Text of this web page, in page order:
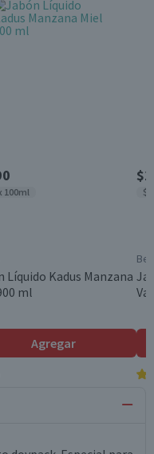
100ml
Líquido Kadus Manzana
ml
Agregar